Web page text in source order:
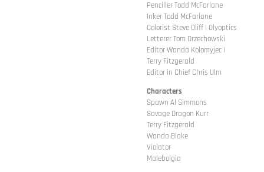
Penciller Todd McFarlane
Inker Todd McFarlane
Colorist Steve Oliff | Olyoptics
Letterer Tom Orzechowski
Editor Wanda Kolomyjec |
Terry Fitzgerald
Editor in Chief Chris Ulm
Characters
Spawn Al Simmons
Savage Dragon Kurr
Terry Fitzgerald
Wanda Blake
Violator
Malebolgia